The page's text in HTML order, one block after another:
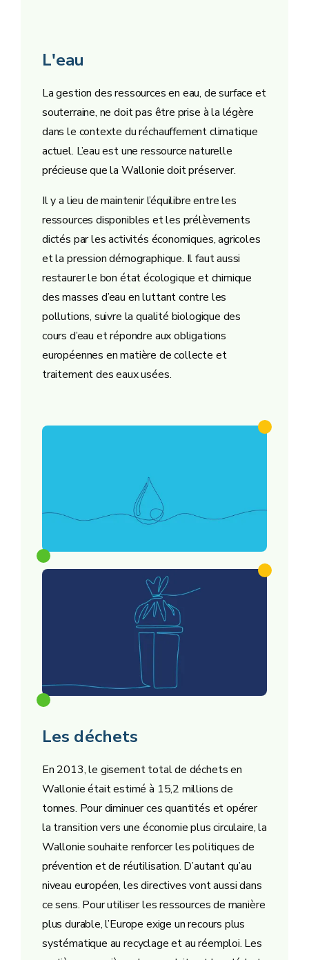
L'eau
La gestion des ressources en eau, de surface et
souterraine, ne doit pas être prise à la légère
dans le contexte du réchauffement climatique
actuel. L’eau est une ressource naturelle
précieuse que la Wallonie doit préserver.
Il y a lieu de maintenir l’équilibre entre les
ressources disponibles et les prélèvements
dictés par les activités économiques, agricoles
et la pression démographique. Il faut aussi
restaurer le bon état écologique et chimique
des masses d’eau en luttant contre les
pollutions, suivre la qualité biologique des
cours d’eau et répondre aux obligations
européennes en matière de collecte et
traitement des eaux usées.
Les déchets
En 2013, le gisement total de déchets en
Wallonie était estimé à 15,2 millions de
tonnes. Pour diminuer ces quantités et opérer
la transition vers une économie plus circulaire, la
Wallonie souhaite renforcer les politiques de
prévention et de réutilisation. D’autant qu’au
niveau européen, les directives vont aussi dans
ce sens. Pour utiliser les ressources de manière
plus durable, l’Europe exige un recours plus
systématique au recyclage et au réemploi. Les